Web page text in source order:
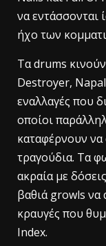
να εντάσσονται
ήχο των
Τα drums
Destroyer,
εναλλαγές που
οποίοι
καταφέρνουν
τραγούδια. Τα
ακραία με
βαθιά growls να
κραυγές που
Index.